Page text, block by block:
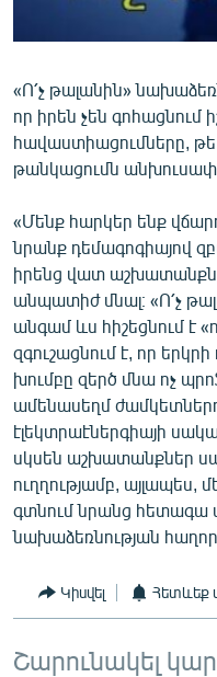
ՄԵԿՆԱԲԱՆՈՒԹՅՈՒՆ
ԿՈՐՈՆԱՎԻՐՈՒՍ
ԱՐԽԻՎ
ՏԵՍԱՆՅՈՒԹԵՐ
ՁԳՏԵԼՈՎ
ՓՈԴՔԱՍԹ
Հայերեն
English
Русский
ՀԵՏԵՎԵՔ ՄԵԶ
«Ո՛չ թալանին»
որ իրեն չեն գոհացնում
հավաստիացումները, թե
թանկացումն
«Մենք հարկեր ենք
նրանք դեմագոգիայով
իրենց վատ աշխատանքն
անպատիժ մնալ։ «Ո՛չ
անգամ ևս հիշեցնում է
զգուշացնում է, որ
խումբը զերծ մնա ոչ
ամենասեղմ
էլեկտրաէներգիայի
սկսեն աշխատանքներ
ուղղությամբ,
գտնում նրանց հետագա
նախաձեռնության
Կիսվել Հետևեք
Շարունակել